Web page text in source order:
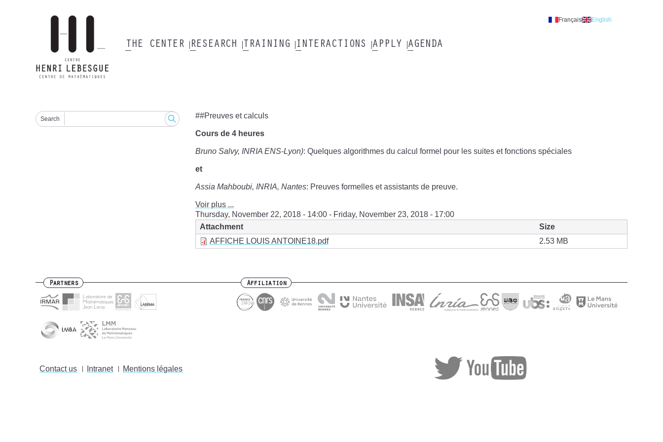
Français English
Main
THE CENTER RESEARCH TRAINING INTERACTIONS APPLY AGENDA
Search ##Preuves et calculs
Cours de 4 heures
Bruno Salvy, INRIA ENS-Lyon): Quelques algorithmes du calcul formel pour les suites et fonctions spéciales
et
Assia Mahboubi, INRIA, Nantes: Preuves formelles et assistants de preuve.
Voir plus ...
Thursday, November 22, 2018 - 14:00 - Friday, November 23, 2018 - 17:00
Attachment
Size
AFFICHE LOUIS ANTOINE18.pdf
2.53 MB
Partners Affiliation
Footer
Contact us Intranet Mentions légales